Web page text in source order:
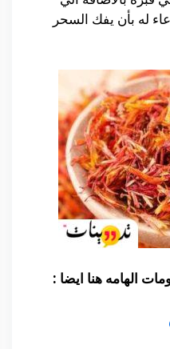
له بأن يفك السحر
الهامه هنا ايضا :